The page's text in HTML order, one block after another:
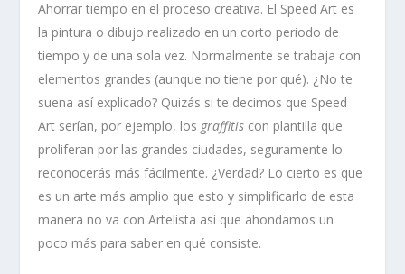
Ahorrar tiempo en el proceso creativa. El Speed Art es
la pintura o dibujo realizado en un corto periodo de
tiempo y de una sola vez. Normalmente se trabaja con
elementos grandes (aunque no tiene por qué). ¿No te
suena así explicado? Quizás si te decimos que Speed
Art serían, por ejemplo, los graffitis con plantilla que
proliferan por las grandes ciudades, seguramente lo
reconocerás más fácilmente. ¿Verdad? Lo cierto es que
es un arte más amplio que esto y simplificarlo de esta
manera no va con Artelista así que ahondamos un
poco más para saber en qué consiste.